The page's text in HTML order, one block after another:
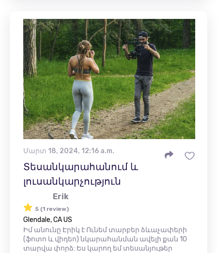
Մարտ 18, 2024, 12:16 a.m.
Տեսանկարահանում և
լուսանկարչություն
Erik
5 (1 review)
Glendale, CA US
Իմ անունը Էրիկ է Ունեմ տարբեր ձևաչափերի
(ֆոտո և վիդեո) նկարահանման ավելի քան 10
տարվա փորձ: Ես կարող եմ տեսանյութեր